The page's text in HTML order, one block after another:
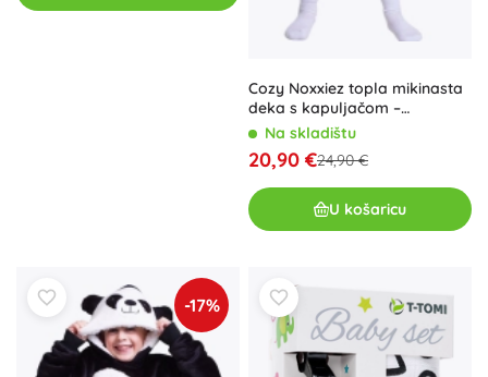
Cozy Noxxiez topla mikinasta
deka s kapuljačom –
jednorog, za djecu 3–6 godina
Na skladištu
20,90 €24,90 €
U košaricu
-17%